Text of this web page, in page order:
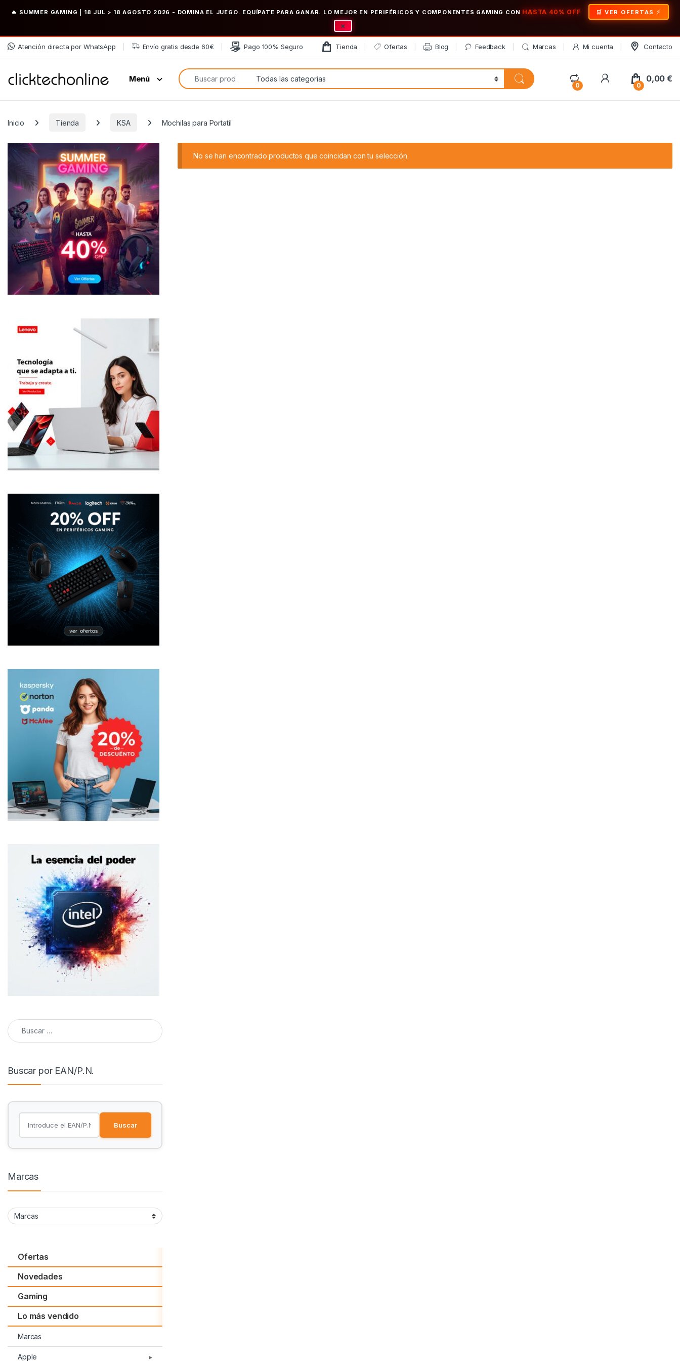
🔥 SUMMER GAMING | 18 JUL > 18 AGOSTO 2026 - DOMINA EL JUEGO. EQUÍPATE PARA GANAR. LO MEJOR EN PERIFÉRICOS Y COMPONENTES GAMING CON HASTA 40% OFF 🛒 VER OFERTAS
×
Saltar a la navegación
Saltar al contenido
Atención directa por WhatsApp Envío gratis desde 60€ Pago 100% Seguro Tienda Ofertas Blog Feedback Marcas Mi cuenta Contacto
Menú
Búsqueda de:
0
My Account
0
0,00€
Inicio Tienda KSA Mochilas para Portatil
No se han encontrado productos que coincidan con tu selección.
Buscar:
Buscar por EAN/P.N.
Buscar
Marcas
Ofertas
Novedades
Gaming
Lo más vendido
Marcas
Apple